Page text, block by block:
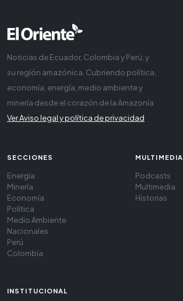
Noticias de Ecuador, Colombia y Perú, y
su región amazónica. Cubriendo política,
economía, energía, medio ambiente y
minería desde el corazón de la Amazonía
Ver Aviso legal y política de privacidad
SECCIONES
Energía
Minería
Economía
Política
Medio Ambiente
Nacionales
Perú
Colombia
MULTIMEDIA
Podcasts
Multimedia
Historias
INSTITUCIONAL